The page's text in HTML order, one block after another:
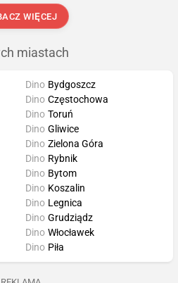
WIĘCEJ
miastach
Dino Bydgoszcz
Dino Częstochowa
Dino Toruń
Dino Gliwice
Dino Zielona Góra
Dino Rybnik
Dino Bytom
Dino Koszalin
Dino Legnica
Dino Grudziądz
Dino Włocławek
Dino Piła